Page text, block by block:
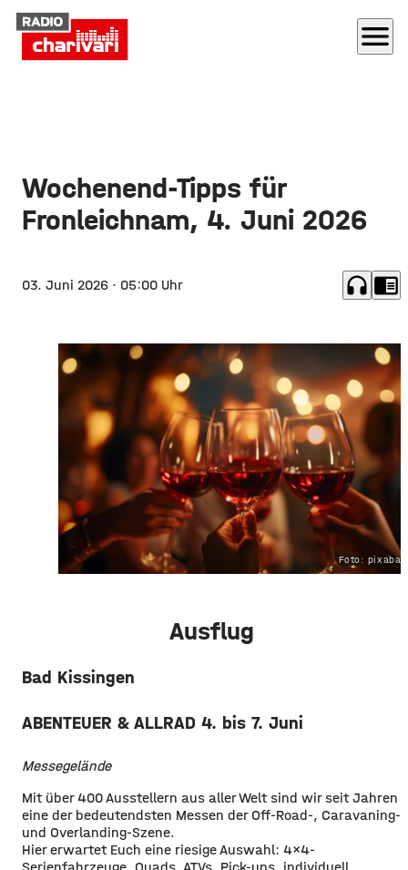
menu
Wochenend-Tipps für
Fronleichnam, 4. Juni 2026
03. Juni 2026 · 05:00 Uhr headphones chrome_reader_mode
Foto:
Ausflug
Bad Kissingen
ABENTEUER & ALLRAD 4. bis 7. Juni
Messegelände
Mit über 400 Ausstellern aus aller Welt sind wir seit Jahren
eine der bedeutendsten Messen der Off-Road-, Caravaning-
und Overlanding-Szene.
Hier erwartet Euch eine riesige Auswahl: 4x4-